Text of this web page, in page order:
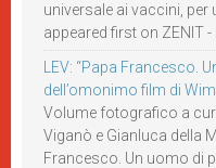
universale ai vaccini,
appeared first on ZENIT -
LEV: “Papa Francesco.
dell’omonimo film di
Volume fotografico a
Viganò e Gianluca della
Francesco. Un uomo di